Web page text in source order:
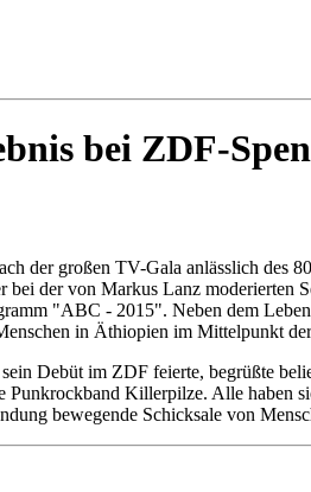
bei ZDF-
der großen TV-Gala anlässlich des
bei der von Markus Lanz
"ABC - 2015". Neben dem
in Äthiopien im Mittelpunkt
Debüt im ZDF feierte, begrüßte
Killerpilze. Alle haben
bewegende Schicksale von